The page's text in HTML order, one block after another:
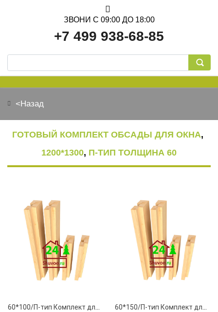
ЗВОНИ С 09:00 ДО 18:00
+7 499 938-68-85
<Назад
ГОТОВЫЙ КОМПЛЕКТ ОБСАДЫ ДЛЯ ОКНА,
1200*1300, П-ТИП ТОЛЩИНА 60
60*100/П-тип Комплект для окна 1200*1300 60*150/П-тип Комплект для окна 1200*1300